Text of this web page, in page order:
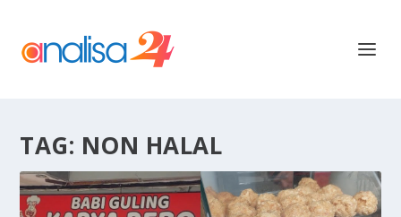
TAG: NON HALAL